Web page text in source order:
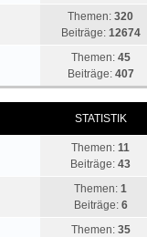
Themen: 320
Beiträge: 12674
Themen: 45
Beiträge: 407
STATISTIK
Themen: 11
Beiträge: 43
Themen: 1
Beiträge: 6
Themen: 35